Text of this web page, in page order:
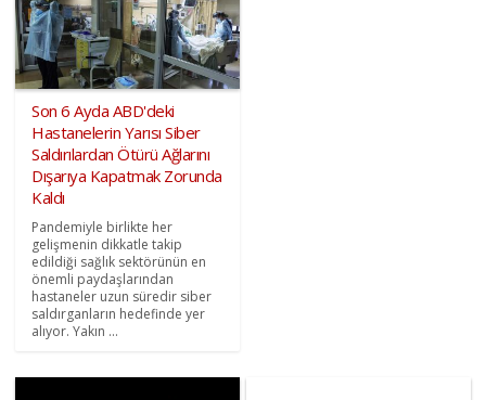
Son 6 Ayda ABD'deki
Hastanelerin Yarısı Siber
Saldırılardan Ötürü Ağlarını
Dışarıya Kapatmak Zorunda
Kaldı
Pandemiyle birlikte her
gelişmenin dikkatle takip
edildiği sağlık sektörünün en
önemli paydaşlarından
hastaneler uzun süredir siber
saldırganların hedefinde yer
alıyor. Yakın ...